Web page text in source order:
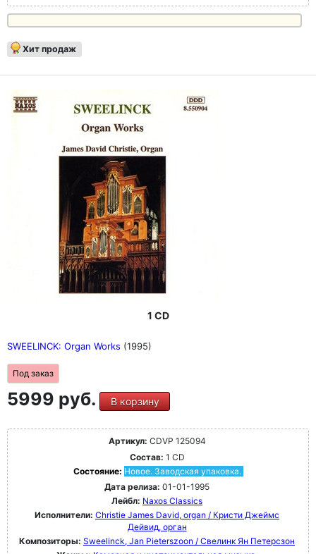
Хит продаж
1 CD
SWEELINCK: Organ Works (1995)
Под заказ
5999 руб. В корзину
Артикул: CDVP 125094
Состав: 1 CD
Состояние: Новое. Заводская упаковка.
Дата релиза: 01-01-1995
Лейбл: Naxos Classics
Исполнители: Christie James David, organ / Кристи Джеймс
Дейвид, орган
Композиторы: Sweelinck, Jan Pieterszoon / Свелинк Ян Петерсзон